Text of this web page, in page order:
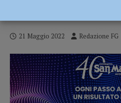
21 Maggio 2022 Redazione FG